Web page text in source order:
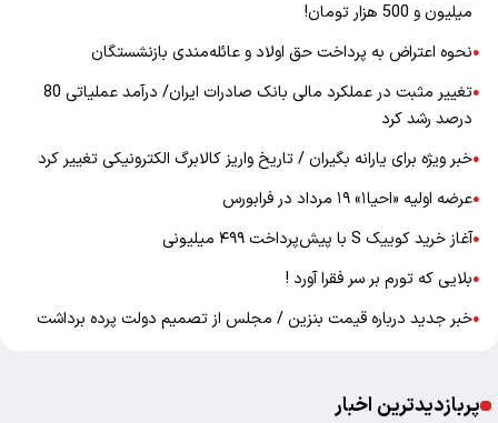
میلیون و 500 هزار تومان!
●نحوه اعتراض به پرداخت حق اولاد و عائله‌مندی بازنشستگان
●
تغییر مثبت در عملکرد مالی بانک صادرات ایران/ درآمد عملیاتی 80
درصد رشد کرد
●خبر ویژه برای یارانه بگیران / تاریخ واریز کالابرگ الکترونیکی تغییر کرد
●عرضه اولیه «احیا۱» ۱۹ مرداد در فرابورس
●آغاز خرید کوییک S با پیش‌پرداخت ۴۹۹ میلیونی
●بلایی که تورم بر سر فقرا آورد !
●خبر جدید درباره قیمت بنزین / مجلس از تصمیم دولت پرده برداشت
پربازدیدترین اخبار